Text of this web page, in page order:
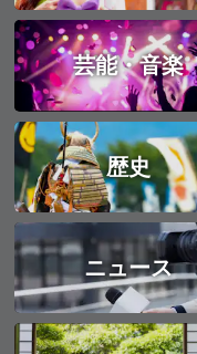
芸能・音楽
歴史
ニュース